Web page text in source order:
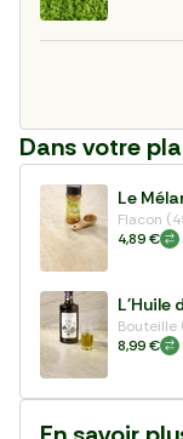
Dans votre
Le
Flacon
4,89 €
Bouteille
8,99 €